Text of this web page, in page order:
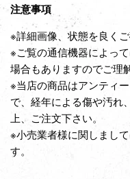
注意事項
※詳細画像、状態を良く
※ご覧の通信機器によっ
場合もありますのでご理
※当店の商品はアンティ
で、経年による傷や汚れ
上、ご注文下さい。
※小売業者様に関しまし
す。